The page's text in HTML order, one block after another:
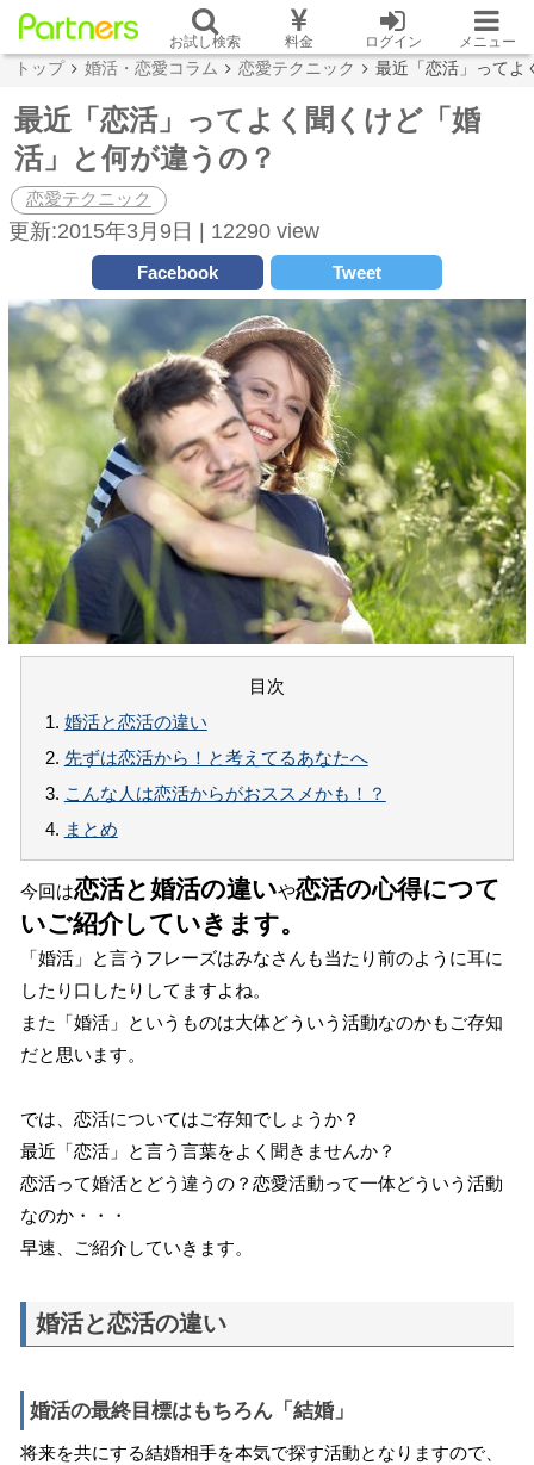
お試し検索 料金 ログイン メニュー
トップ 婚活・恋愛コラム 恋愛テクニック 最近「恋活」ってよ
最近「恋活」ってよく聞くけど「婚
活」と何が違うの？
恋愛テクニック
更新:2015年3月9日 | 12290 view
Facebook Tweet
目次
1. 婚活と恋活の違い
2. 先ずは恋活から！と考えてるあなたへ
3. こんな人は恋活からがおススメかも！？
4. まとめ
今回は恋活と婚活の違いや恋活の心得につて
いご紹介していきます。
「婚活」と言うフレーズはみなさんも当たり前のように耳に
したり口したりしてますよね。
また「婚活」というものは大体どういう活動なのかもご存知
だと思います。
では、恋活についてはご存知でしょうか？
最近「恋活」と言う言葉をよく聞きませんか？
恋活って婚活とどう違うの？恋愛活動って一体どういう活動
なのか・・・
早速、ご紹介していきます。
婚活と恋活の違い
婚活の最終目標はもちろん「結婚」
将来を共にする結婚相手を本気で探す活動となりますので、